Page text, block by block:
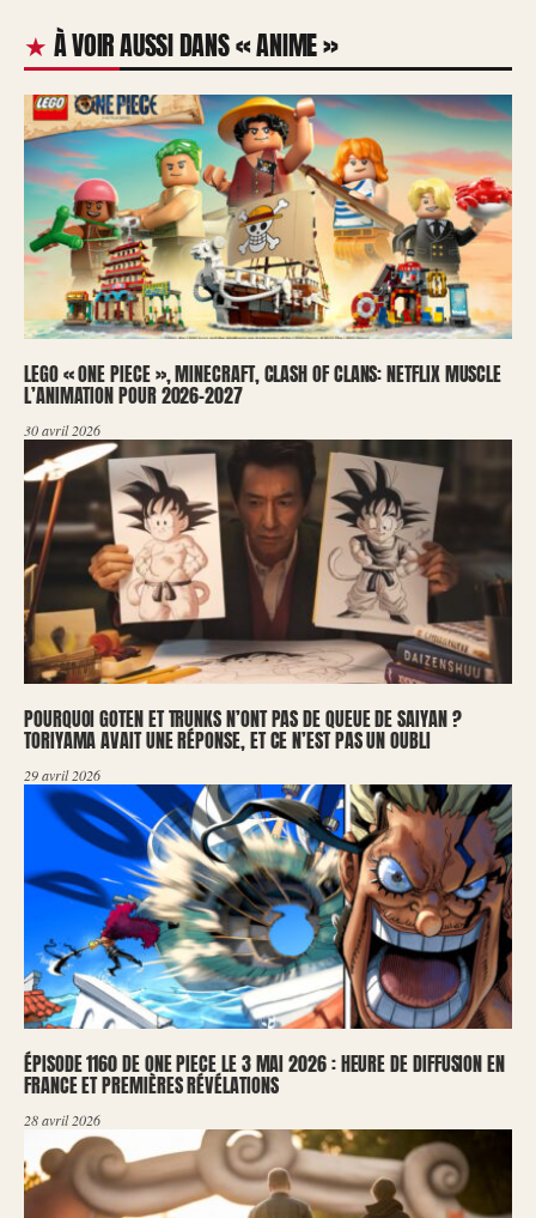
À VOIR AUSSI DANS « ANIME »
LEGO « ONE PIECE », MINECRAFT, CLASH OF CLANS: NETFLIX MUSCLE
L’ANIMATION POUR 2026-2027
30 avril 2026
POURQUOI GOTEN ET TRUNKS N’ONT PAS DE QUEUE DE SAIYAN ?
TORIYAMA AVAIT UNE RÉPONSE, ET CE N’EST PAS UN OUBLI
29 avril 2026
ÉPISODE 1160 DE ONE PIECE LE 3 MAI 2026 : HEURE DE DIFFUSION EN
FRANCE ET PREMIÈRES RÉVÉLATIONS
28 avril 2026